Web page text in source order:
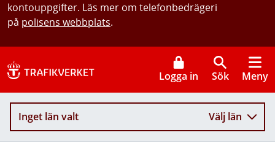
kontouppgifter. Läs mer om telefonbedrägeri
på polisens webbplats.
Logga in Sök Meny
Inget län valt Välj län